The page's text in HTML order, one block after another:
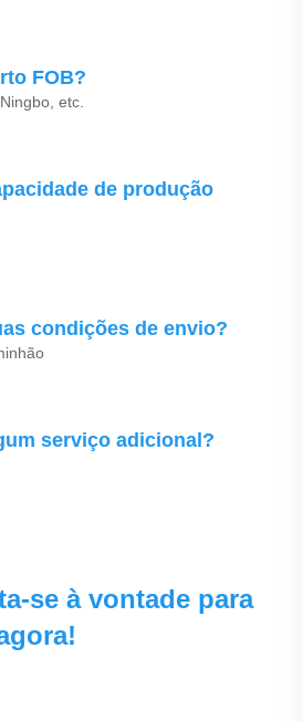
FOB?
etc.
de produção
condições de envio?
serviço adicional?
se à vontade para